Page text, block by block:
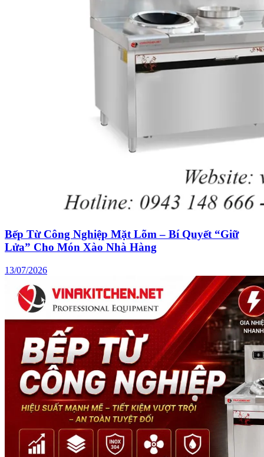
Bếp Từ Công Nghiệp Mặt Lõm – Bí Quyết “Giữ
Lửa” Cho Món Xào Nhà Hàng
13/07/2026